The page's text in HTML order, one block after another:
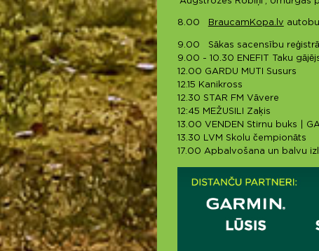
8.00 BraucamKopa.lv
9.00 Sākas sacensību
9.00 - 10.30 ENEFIT Taku
12.00 GARDU MUTI Susurs
12.15 Kanikross
12.30 STAR FM Vāvere
12:45 MEŽUSILI Zaķis
13.00 VENDEN Stirnu buks |
13.30 LVM Skolu čempionāts
17.00 Apbalvošana un balvu